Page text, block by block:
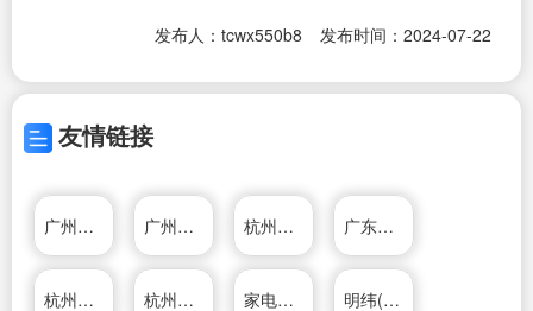
发布人：tcwx550b8 发布时间：2024-07-22
友情链接
广州羊城通有限公司 广州市红日燃具有限公司 杭州松井电器有限公司 广东新宝电器股份有限公司
杭州鸿雁电器有限公司 杭州松井电器有限公司 家电维修 明纬(广州)电子有限公司